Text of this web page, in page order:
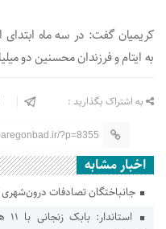
کریمیان گفت: در سه ماه
به ایتام و فرزندان محسنین دو
به اشتراک بگذارید :
?p=8355
اخبار مشابه
جانباختگان تصادفات درون‌شهری گلستان ۱۷